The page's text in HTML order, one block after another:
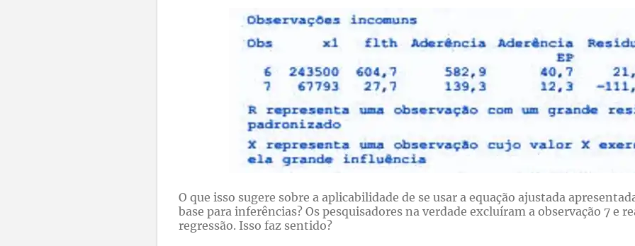
O que isso sugere sobre a aplicabilidade de se usar a equação ajustada
base para inferências? Os pesquisadores na verdade excluíram a observação 7 e
regressão. Isso faz sentido?